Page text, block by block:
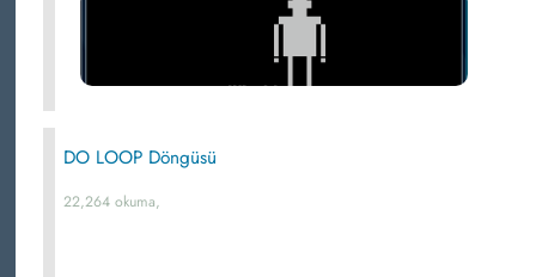
DO LOOP Döngüsü
22,264 okuma,